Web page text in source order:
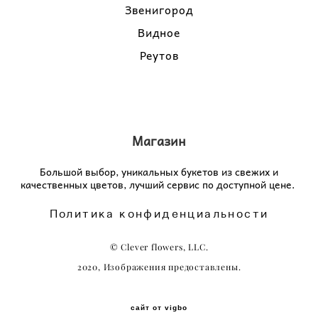
Звенигород
Видное
Реутов
Магазин
Большой выбор, уникальных букетов из свежих и
качественных цветов, лучший сервис по доступной цене.
Политика конфиденциальности
© Сlever flowers, LLC.
2020, Изображения предоставлены.
сайт от vigbo